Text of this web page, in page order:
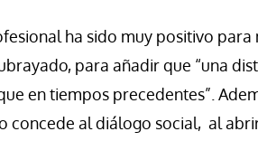
ha sido muy positivo para
para añadir que “una
en tiempos precedentes”.
concede al diálogo social, al